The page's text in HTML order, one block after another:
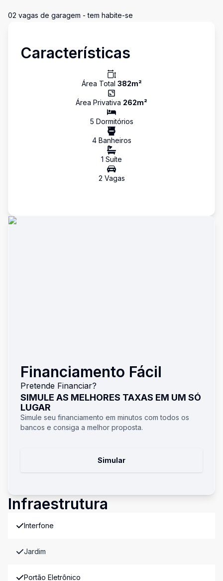
02 vagas de garagem - tem habite-se
Características
Área Total 382m²
Área Privativa 262m²
5 Dormitórios
4Banheiros
1 Suíte
2 Vagas
Financiamento Fácil
Pretende Financiar?
SIMULE AS MELHORES TAXAS EM UM SÓ
LUGAR
Simule seu financiamento em minutos com todos os
bancos e consiga a melhor proposta.
Simular
Infraestrutura
Interfone
Jardim
Portão Eletrônico